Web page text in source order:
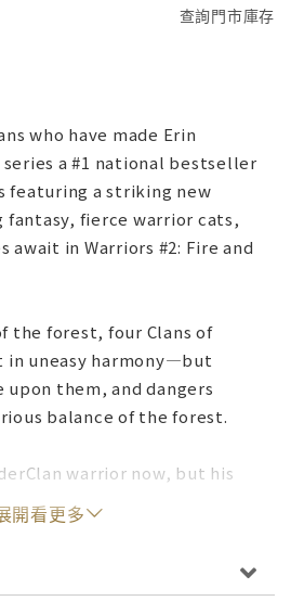
查詢門市庫存
who have made Erin
a #1 national bestseller
a striking new
fierce warrior cats,
await in Warriors #2: Fire and
the forest, four Clans of
in uneasy harmony—but
them, and dangers
balance of the forest.
warrior now, but his
over. The cats of rival
while WindClan is weak
all sides. Now Fireheart
battle, but betrayal
開看更多